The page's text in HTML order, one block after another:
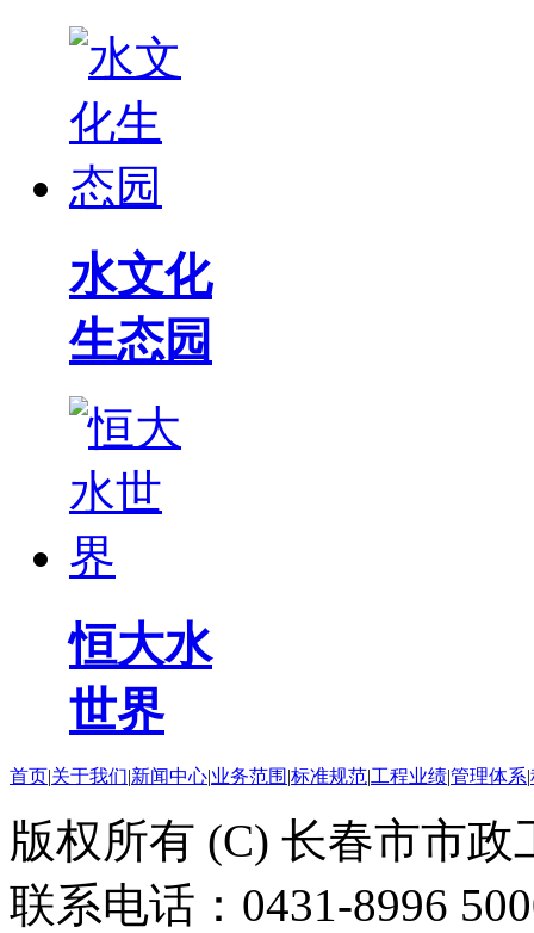
水文化
生态园
恒大水
世界
首页|关于我们|新闻中心|业务范围 |标准规范|工程业绩|管理体系|
版权所有 (C) 长春市市
联系电话：0431-8996